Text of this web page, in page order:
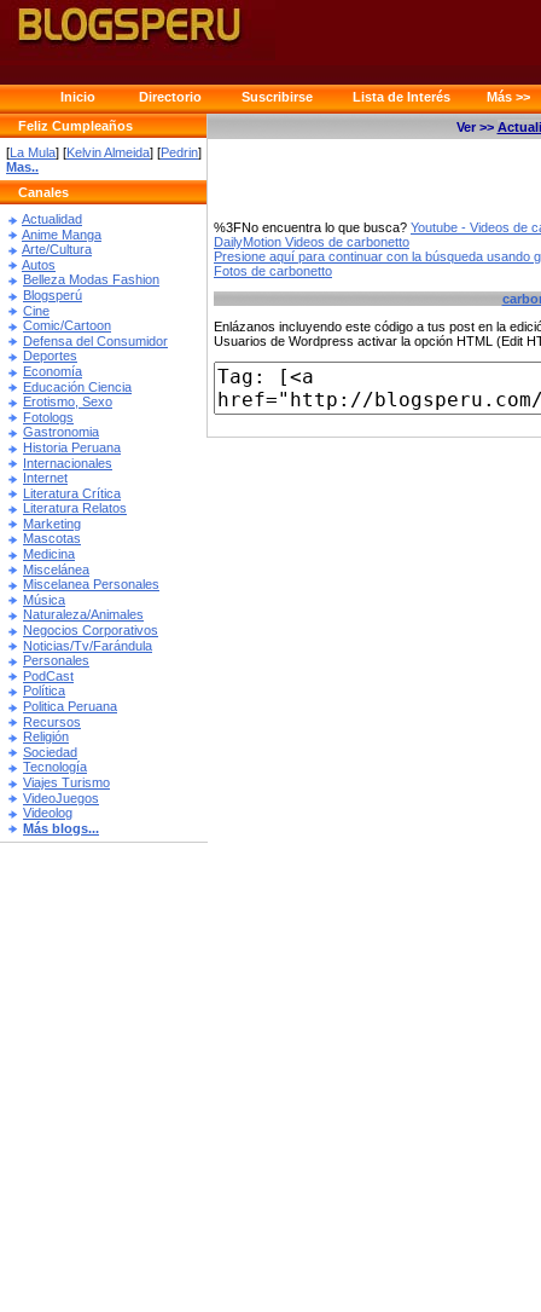
Inicio Directorio Suscribirse Lista de Interés
Más >>
Feliz Cumpleaños
[La Mula] [Kelvin Almeida] [Pedrin]
Mas..
Canales
Actualidad
Anime Manga
Arte/Cultura
Autos
Belleza Modas Fashion
Blogsperú
Cine
Comic/Cartoon
Defensa del Consumidor
Deportes
Economía
Educación Ciencia
Erotismo, Sexo
Fotologs
Gastronomia
Historia Peruana
Internacionales
Internet
Literatura Crítica
Literatura Relatos
Marketing
Mascotas
Medicina
Miscelánea
Miscelanea Personales
Música
Naturaleza/Animales
Negocios Corporativos
Noticias/Tv/Farándula
Personales
PodCast
Política
Politica Peruana
Recursos
Religión
Sociedad
Tecnología
Viajes Turismo
VideoJuegos
Videolog
Más blogs...
Ver >>
%3FNo encuentra lo que busca? Youtube - Videos de
DailyMotion Videos de carbonetto
Presione aquí para continuar con la búsqueda usando
Fotos de carbonetto
Enlázanos incluyendo este código a tus post en la
Usuarios de Wordpress activar la opción HTML (Edit